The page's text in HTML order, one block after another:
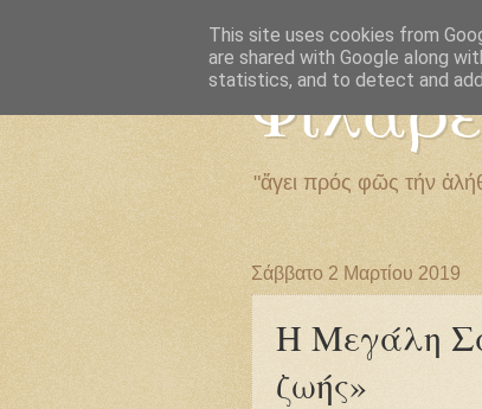
"ἄγει πρός φῶς τήν
Σάββατο 2 Μαρτίου 2019
Η Μεγάλη
ζωής»
This site uses cookies from
are shared with Google along
statistics, and to detect and